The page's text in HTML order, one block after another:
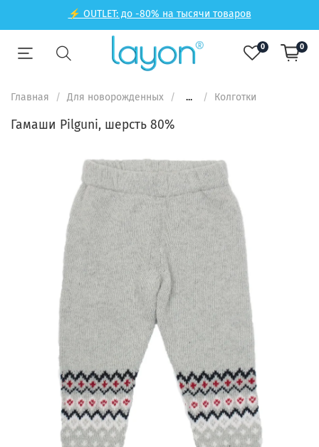
⚡ OUTLET: до -80% на тысячи товаров
0 0
Главная Для новорожденных ... Колготки
Гамаши Pilguni, шерсть 80%